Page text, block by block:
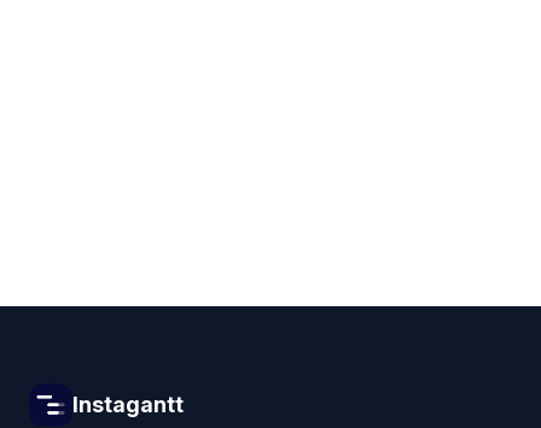
Instagantt